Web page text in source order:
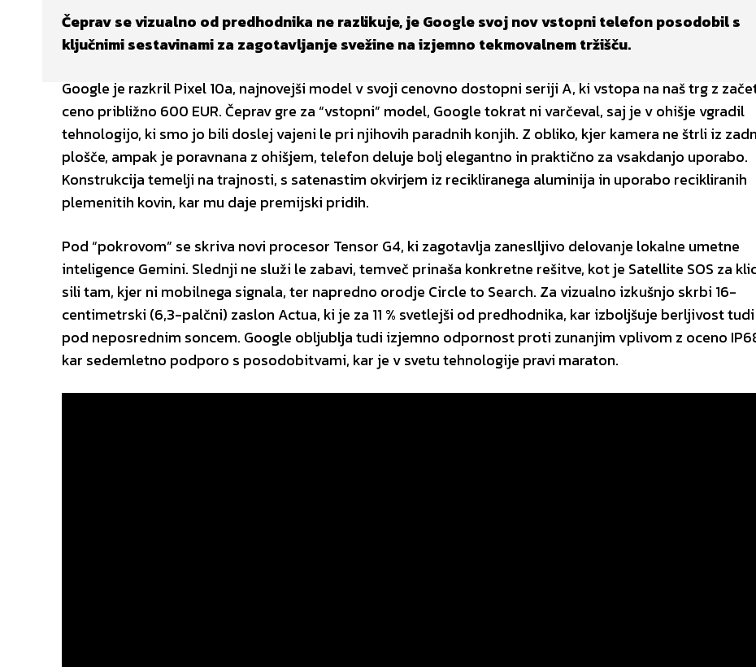
Čeprav se vizualno od predhodnika ne razlikuje, je Google svoj nov vstopni telefon posodobil s
ključnimi sestavinami za zagotavljanje svežine na izjemno tekmovalnem tržišču.
Google je razkril Pixel 10a, najnovejši model v svoji cenovno dostopni seriji A, ki vstopa na naš trg z
ceno približno 600 EUR. Čeprav gre za “vstopni” model, Google tokrat ni varčeval, saj je v ohišje vgradil
tehnologijo, ki smo jo bili doslej vajeni le pri njihovih paradnih konjih. Z obliko, kjer kamera ne štrli iz
plošče, ampak je poravnana z ohišjem, telefon deluje bolj elegantno in praktično za vsakdanjo uporabo.
Konstrukcija temelji na trajnosti, s satenastim okvirjem iz recikliranega aluminija in uporabo recikliranih
plemenitih kovin, kar mu daje premijski pridih.
Pod “pokrovom” se skriva novi procesor Tensor G4, ki zagotavlja zaneslljivo delovanje lokalne umetne
inteligence Gemini. Slednji ne služi le zabavi, temveč prinaša konkretne rešitve, kot je Satellite SOS za
sili tam, kjer ni mobilnega signala, ter napredno orodje Circle to Search. Za vizualno izkušnjo skrbi 16-
centimetrski (6,3-palčni) zaslon Actua, ki je za 11 % svetlejši od predhodnika, kar izboljšuje berljivost tudi
pod neposrednim soncem. Google obljublja tudi izjemno odpornost proti zunanjim vplivom z oceno
kar sedemletno podporo s posodobitvami, kar je v svetu tehnologije pravi maraton.